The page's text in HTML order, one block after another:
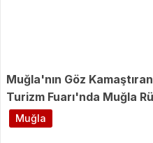
Muğla'nın Göz
Turizm Fuarı'nda Muğla
Muğla